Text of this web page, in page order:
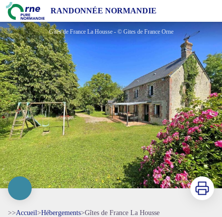
RANDONNÉE NORMANDIE
Gîtes de France La Housse
Gîtes de France La Housse - © Gites de France Orne
Imprimer
>>Accueil>Hébergements>Gîtes de France La Housse